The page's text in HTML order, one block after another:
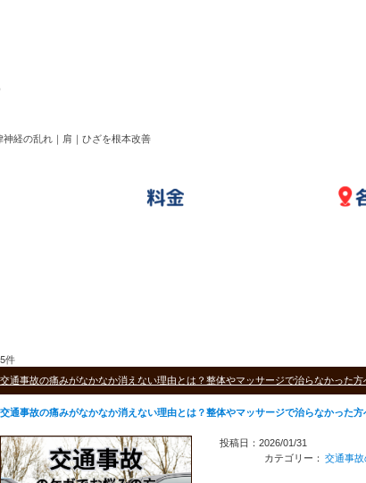
経の乱れ｜肩｜ひざを根本改善
件
交通事故の痛みがなかなか消えない理由とは？整体やマッサージで治らなかった
交通事故の痛みがなかなか消えない理由とは？整体やマッサージで治らなかった
投稿日：2026/01/31
カテゴリー： 交通事